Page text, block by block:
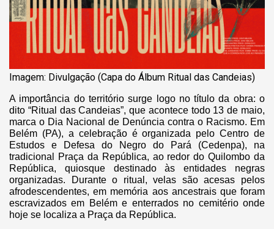
Imagem: Divulgação (Capa do Álbum Ritual das Candeias)
A importância do território surge logo no título da obra: o
dito “Ritual das Candeias”, que acontece todo 13 de maio,
marca o Dia Nacional de Denúncia contra o Racismo. Em
Belém (PA), a celebração é organizada pelo Centro de
Estudos e Defesa do Negro do Pará (Cedenpa), na
tradicional Praça da República, ao redor do Quilombo da
República, quiosque destinado às entidades negras
organizadas. Durante o ritual, velas são acesas pelos
afrodescendentes, em memória aos ancestrais que foram
escravizados em Belém e enterrados no cemitério onde
hoje se localiza a Praça da República.